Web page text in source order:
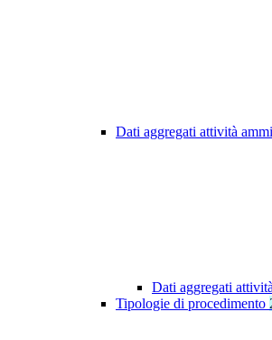
Dati aggregati attività
Dati aggregati
Tipologie di procedimento